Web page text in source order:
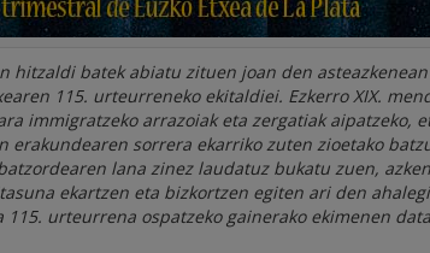
batek abiatu zituen joan den
115. urteurreneko ekitaldiei. Ezkerro XIX.
immigratzeko arrazoiak eta zergatiak aipatzeko,
erakundearen sorrera ekarriko zuten zioetako
lana zinez laudatuz bukatu zuen,
ekartzen eta bizkortzen egiten ari den
urteurrena ospatzeko gainerako ekimenen